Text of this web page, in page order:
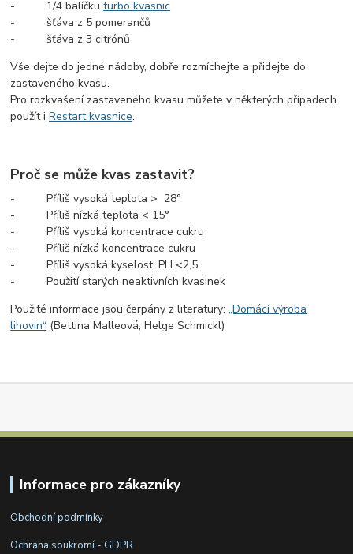
- 1/4 balíčkuturbo kvasnic
- šťáva z 5 pomerančů
- šťáva z 3 citrónů
Vše dejte do jedné nádoby, dobře rozmíchejte a přidejte do
zastaveného kvasu.
Pro rozkvašení zastaveného kvasu můžete v některých případech
použít iRestart kvasnice.
Proč se může kvas zastavit?
- Příliš vysoká teplota > 28°
- Příliš nízká teplota < 15°
- Příliš vysoká koncentrace cukru
- Příliš nízká koncentrace cukru
- Příliš vysoká kyselost: PH <2,5
- Použití starých neaktivních kvasinek
Použité informace jsou čerpány z literatury:„Domácí výroba
lihovin“ (Bettina Malleová, Helge Schmickl)
Informace pro zákazníky
Obchodní podmínky
Ochrana soukromí - GDPR